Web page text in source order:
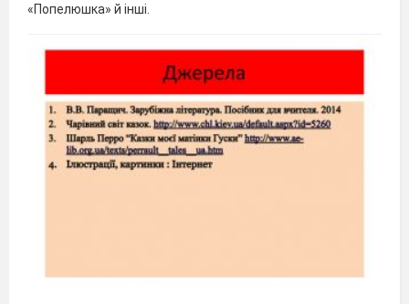
«Попелюшка» й інші.